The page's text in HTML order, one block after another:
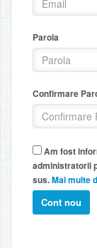
Parola
Confirmare
administratorii
sus.Mai multe
Cont nou